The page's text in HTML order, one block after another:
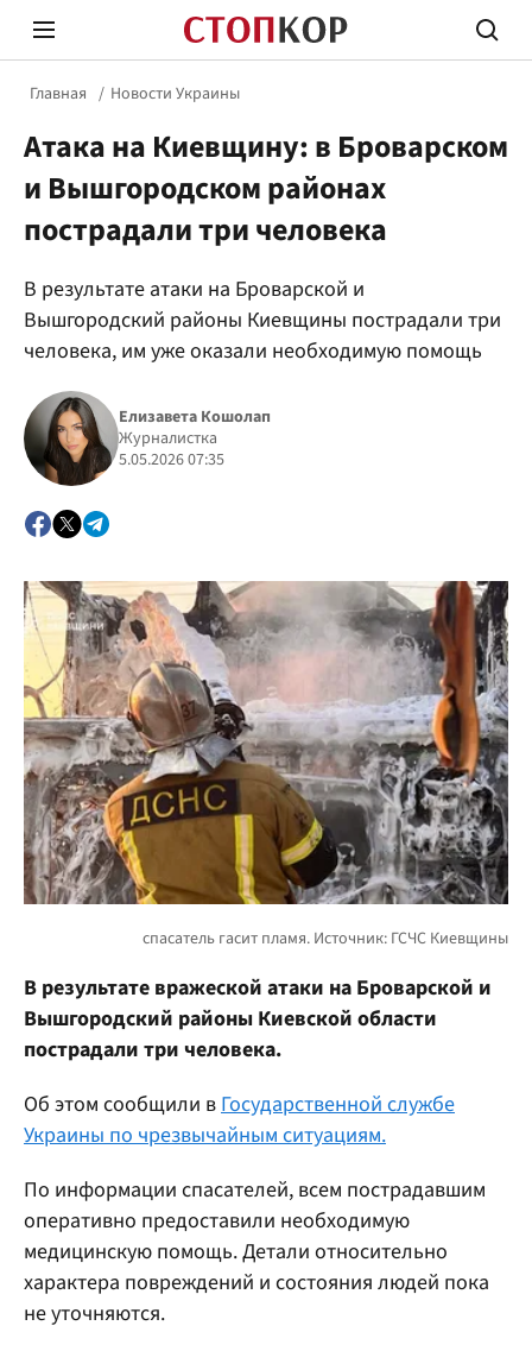
Политика
Главная Новости Украины
Атака на Киевщину: в Броварском
и Вышгородском районах
пострадали три человека
В результате атаки на Броварской и
Вышгородский районы Киевщины пострадали три
человека, им уже оказали необходимую помощь
Елизавета Кошолап
Журналистка
5.05.2026 07:35
В результате вражеской атаки на Броварской и
Вышгородский районы Киевской области
пострадали три человека.
Об этом сообщили в Государственной службе
Украины по чрезвычайным ситуациям.
По информации спасателей, всем пострадавшим
оперативно предоставили необходимую
медицинскую помощь. Детали относительно
характера повреждений и состояния людей пока
не уточняются.